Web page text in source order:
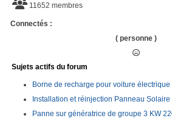
11652 membres
Connectés :
( personne )
Sujets actifs du forum
Borne de recharge pour voiture
Installation et réinjection Panneau Solaire
Panne sur génératrice de groupe 3 KW